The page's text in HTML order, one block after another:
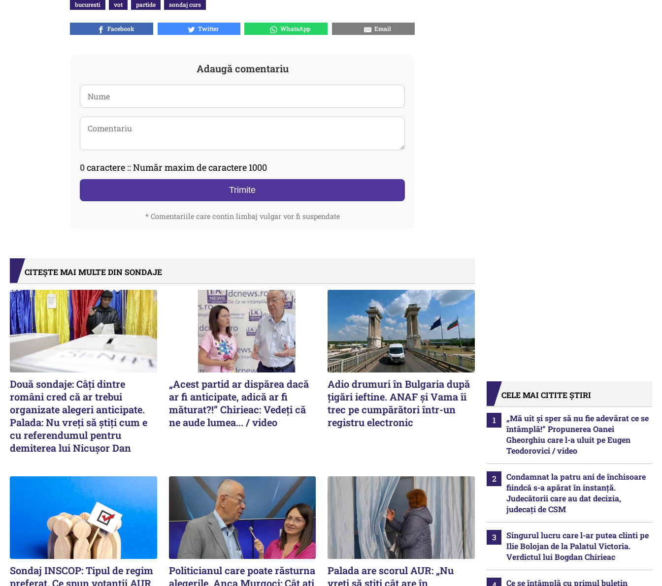
bucuresti vot partide sondaj curs
Facebook Twitter WhatsApp Email
Adaugă comentariu
0caractere :: Număr maxim de caractere 1000
Trimite
* Comentariile care contin limbaj vulgar vor fi suspendate
CITEȘTE MAI MULTE DIN SONDAJE
Două sondaje: Câți dintre
români cred că ar trebui
organizate alegeri anticipate.
Palada: Nu vreți să știți cum e
cu referendumul pentru
demiterea lui Nicușor Dan
„Acest partid ar dispărea dacă
ar fi anticipate, adică ar fi
măturat?!” Chirieac: Vedeți că
ne aude lumea... / video
Adio drumuri în Bulgaria după
țigări ieftine. ANAF și Vama îi
trec pe cumpărători într-un
registru electronic
Sondaj INSCOP: Tipul de regim
preferat. Ce spun votanții AUR
Politicianul care poate răsturna
alegerile. Anca Murgoci: Cât ați
Palada are scorul AUR: „Nu
vreți să știți cât are în
CELE MAI CITITE ȘTIRI
„Mă uit și sper să nu fie adevărat ce se
întâmplă!“ Propunerea Oanei
Gheorghiu care l-a uluit pe Eugen
Teodorovici / video
Condamnat la patru ani de închisoare
fiindcă s-a apărat în instanță.
Judecătorii care au dat decizia,
judecați de CSM
Singurul lucru care l-ar putea clinti pe
Ilie Bolojan de la Palatul Victoria.
Verdictul lui Bogdan Chirieac
Ce se întâmplă cu primul buletin